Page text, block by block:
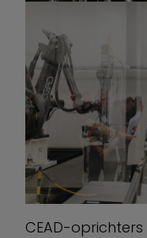
CEAD-oprichters